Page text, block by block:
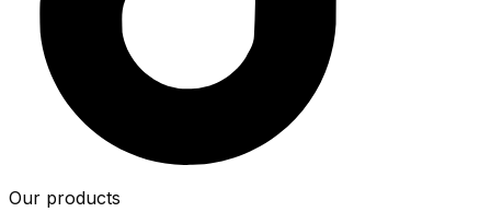
Our products